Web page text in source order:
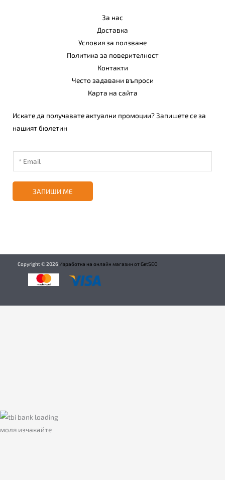
За нас
Доставка
Условия за ползване
Политика за поверителност
Контакти
Често задавани въпроси
Карта на сайта
Искате да получавате актуални промоции? Запишете се за
нашият бюлетин
ЗАПИШИ МЕ
Copyright ©2026 Изработка на онлайн магазин от GetSEO
моля изчакайте